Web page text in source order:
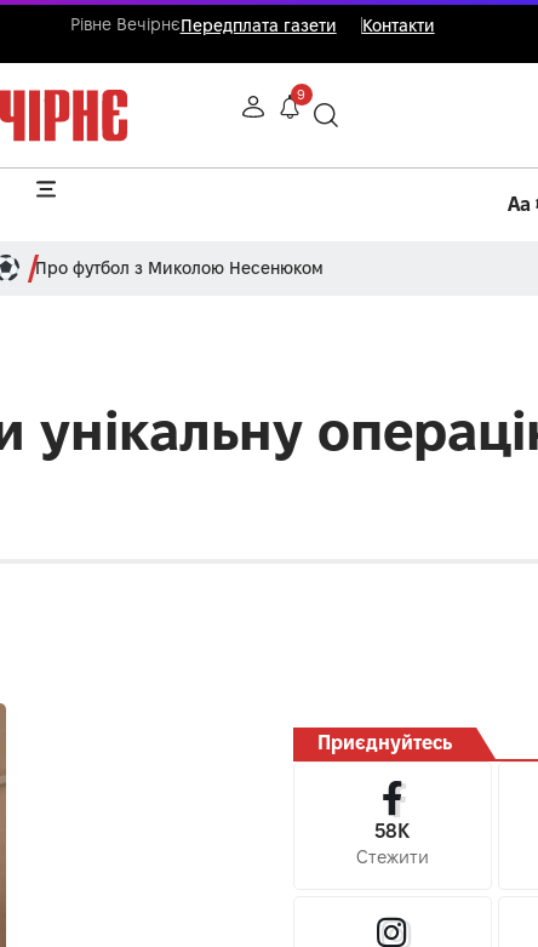
Рівне ВечірнєПередплата газети Контакти
9
Аа
Про футбол з Миколою Несенюком
унікальну
Приєднуйтесь
58K
Стежити